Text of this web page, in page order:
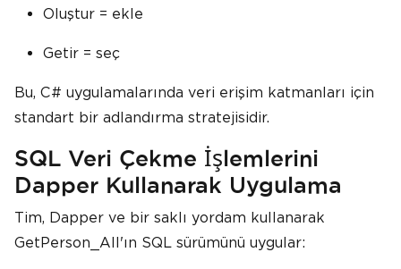
Oluştur = ekle
Getir = seç
Bu, C# uygulamalarında veri erişim katmanları için
standart bir adlandırma stratejisidir.
SQL Veri Çekme İşlemlerini
Dapper Kullanarak Uygulama
Tim, Dapper ve bir saklı yordam kullanarak
GetPerson_All'ın SQL sürümünü uygular: